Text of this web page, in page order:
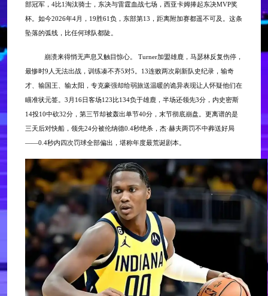
部冠军， 4比1淘汰骑士，东决与雷霆血战七场，西亚卡姆捧起东决MVP奖
杯。如今2026年4月，19胜61负，东部第13，距离附加赛都遥不可及。这条
坠落的弧线，比任何球队都陡。
崩溃来得悄无声息又触目惊心。
Turner加盟雄鹿，马瑟林反复伤停，
最惨时9人无法出战，训练凑不齐5对5。13连败两次刷新队史纪录，输奇
才、输国王、输太阳，专克豪强却给弱旅送温暖的诡异表现让人怀疑他们在
瞄准状元签。3月16日客场123比134负于雄鹿，半场还领先3分，内史密斯
14投10中砍32分，第三节却被轰出单节40分，末节彻底崩盘。更离谱的是
三天后对快船，领先24分被伦纳德0.4秒绝杀，杰·赫夫两罚不中葬送好局
——0.4秒内四次罚球全部偏出，堪称年度最荒诞剧本。